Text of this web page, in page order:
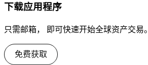
下载应用程序
只需邮箱， 即可快速开始全球资产交易。
免费获取